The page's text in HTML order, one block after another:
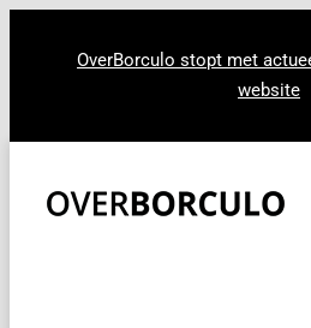
OverBorculo stopt met
website